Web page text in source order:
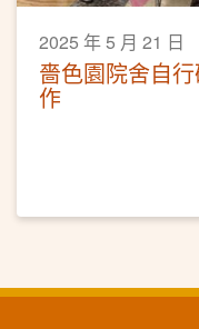
2025 年 5 月 21 日
嗇色園院舍自
作